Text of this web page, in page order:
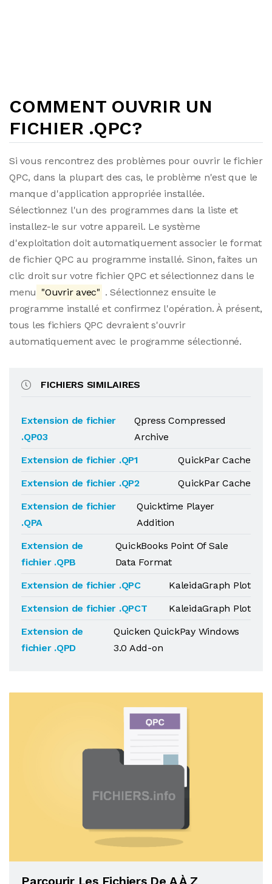
COMMENT OUVRIR UN
FICHIER .QPC?
Si vous rencontrez des problèmes pour ouvrir le fichier
QPC, dans la plupart des cas, le problème n'est que le
manque d'application appropriée installée.
Sélectionnez l'un des programmes dans la liste et
installez-le sur votre appareil. Le système
d'exploitation doit automatiquement associer le format
de fichier QPC au programme installé. Sinon, faites un
clic droit sur votre fichier QPC et sélectionnez dans le
menu "Ouvrir avec" . Sélectionnez ensuite le
programme installé et confirmez l'opération. À présent,
tous les fichiers QPC devraient s'ouvrir
automatiquement avec le programme sélectionné.
FICHIERS SIMILAIRES
Extension de fichier
.QP03
Qpress Compressed
Archive
Extension de fichier .QP1
QuickPar Cache
Extension de fichier .QP2
QuickPar Cache
Extension de fichier
.QPA
Quicktime Player
Addition
Extension de
fichier .QPB
QuickBooks Point Of Sale
Data Format
Extension de fichier .QPC
KaleidaGraph Plot
Extension de fichier .QPCT
KaleidaGraph Plot
Extension de
fichier .QPD
Quicken QuickPay Windows
3.0 Add-on
Parcourir Les Fichiers De A À Z